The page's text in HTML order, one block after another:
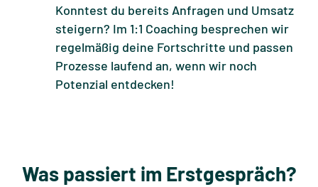
Konntest du bereits Anfragen und Umsatz
steigern? Im 1:1 Coaching besprechen wir
regelmäßig deine Fortschritte und passen
Prozesse laufend an, wenn wir noch
Potenzial entdecken!
Was passiert im Erstgespräch?